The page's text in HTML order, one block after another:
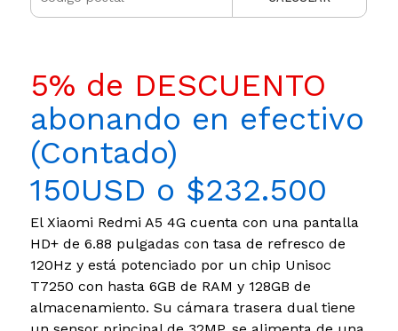
5% de DESCUENTO
abonando en efectivo
(Contado)
150USD o $232.500
El Xiaomi Redmi A5 4G cuenta con una pantalla
HD+ de 6.88 pulgadas con tasa de refresco de
120Hz y está potenciado por un chip Unisoc
T7250 con hasta 6GB de RAM y 128GB de
almacenamiento. Su cámara trasera dual tiene